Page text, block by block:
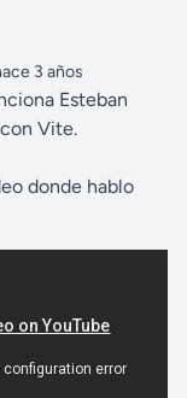
3 años
Esteban
Vite.
donde hablo